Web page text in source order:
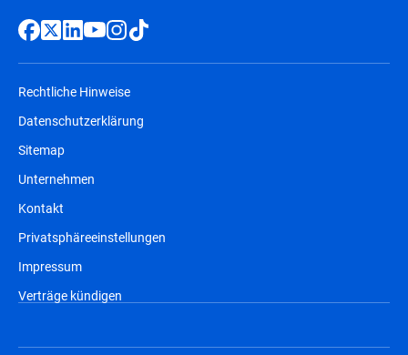
Rechtliche Hinweise
Datenschutzerklärung
Sitemap
Unternehmen
Kontakt
Privatsphäreeinstellungen
Impressum
Verträge kündigen